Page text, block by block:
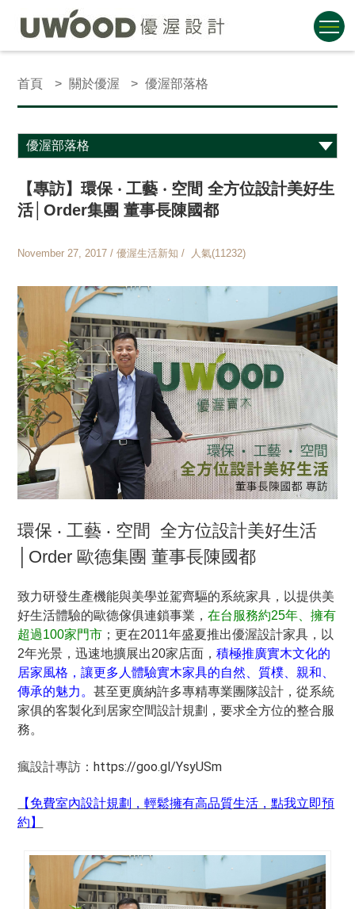
首頁 關於優渥 優渥部落格
【專訪】環保 ‧ 工藝 ‧ 空間 全方位設計美好生
活│Order集團 董事長陳國都
November 27, 2017 / 優渥生活新知 / 人氣(11232)
環保 ‧ 工藝 ‧ 空間 全方位設計美好生活
│Order 歐德集團 董事長陳國都
致力研發生產機能與美學並駕齊驅的系統家具，以提供美
好生活體驗的歐德傢俱連鎖事業，在台服務約25年、擁有
超過100家門市 ；更在2011年盛夏推出優渥設計家具，以
2年光景，迅速地擴展出20家店面，積極推廣實木文化的
居家風格，讓更多人體驗實木家具的自然、質樸、親和、
傳承的魅力。甚至更廣納許多專精專業團隊設計，從系統
家俱的客製化到居家空間設計規劃，要求全方位的整合服
務。
瘋設計專訪： https://goo.gl/YsyUSm
【免費室內設計規劃，輕鬆擁有高品質生活，點我立即預
約】